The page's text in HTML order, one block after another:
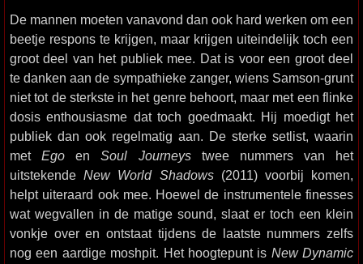
De mannen moeten vanavond dan ook hard werken om een
beetje respons te krijgen, maar krijgen uiteindelijk toch een
groot deel van het publiek mee. Dat is voor een groot deel
te danken aan de sympathieke zanger, wiens Samson-grunt
niet tot de sterkste in het genre behoort, maar met een flinke
dosis enthousiasme dat toch goedmaakt. Hij moedigt het
publiek dan ook regelmatig aan. De sterke setlist, waarin
metEgo enSoul Journeystwee nummers van het
uitstekendeNew World Shadows(2011) voorbij komen,
helpt uiteraard ook mee. Hoewel de instrumentele finesses
wat wegvallen in de matige sound, slaat er toch een klein
vonkje over en ontstaat tijdens de laatste nummers zelfs
nog een aardige moshpit. Het hoogtepunt is New Dynamic